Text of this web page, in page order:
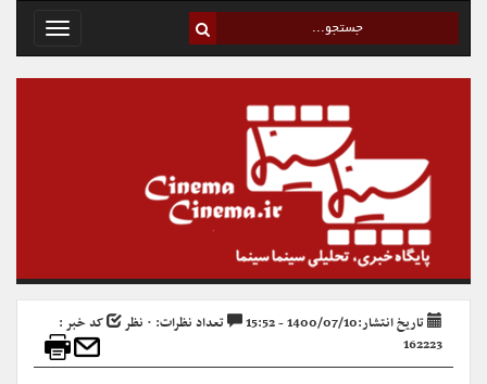
Toggle
تاریخ انتشار:1400/07/10 - 15:52 تعداد نظرات: ۰ نظر
کد خبر :
162223